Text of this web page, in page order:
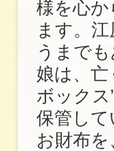
様を心
ます。
うまで
娘は、亡
ボック
保管し
お財布